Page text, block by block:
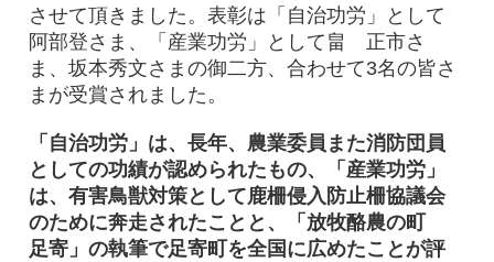
させて頂きました。表彰は「自治功労」として
阿部登さま、「産業功労」として畠 正市さ
ま、坂本秀文さまの御二方、合わせて3名の皆さ
まが受賞されました。
「自治功労」は、長年、農業委員また消防団員
としての功績が認められたもの、「産業功労」
は、有害鳥獣対策として鹿柵侵入防止柵協議会
のために奔走されたことと、「放牧酪農の町
足寄」の執筆で足寄町を全国に広めたことが評